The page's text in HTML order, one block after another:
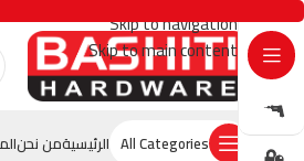
Skip to navigation
Skip to main content
All Categories الرئيسيةمن نحن